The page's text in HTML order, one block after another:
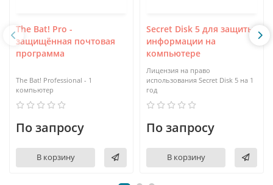
The Bat! Pro -
защищённая почтовая
программа
The Bat! Professional - 1
компьютер
По запросу
В корзину
Secret Disk 5 для защиты
информации на
компьютере
Лицензия на право
использования Secret Disk 5 на 1
год
По запросу
В корзину